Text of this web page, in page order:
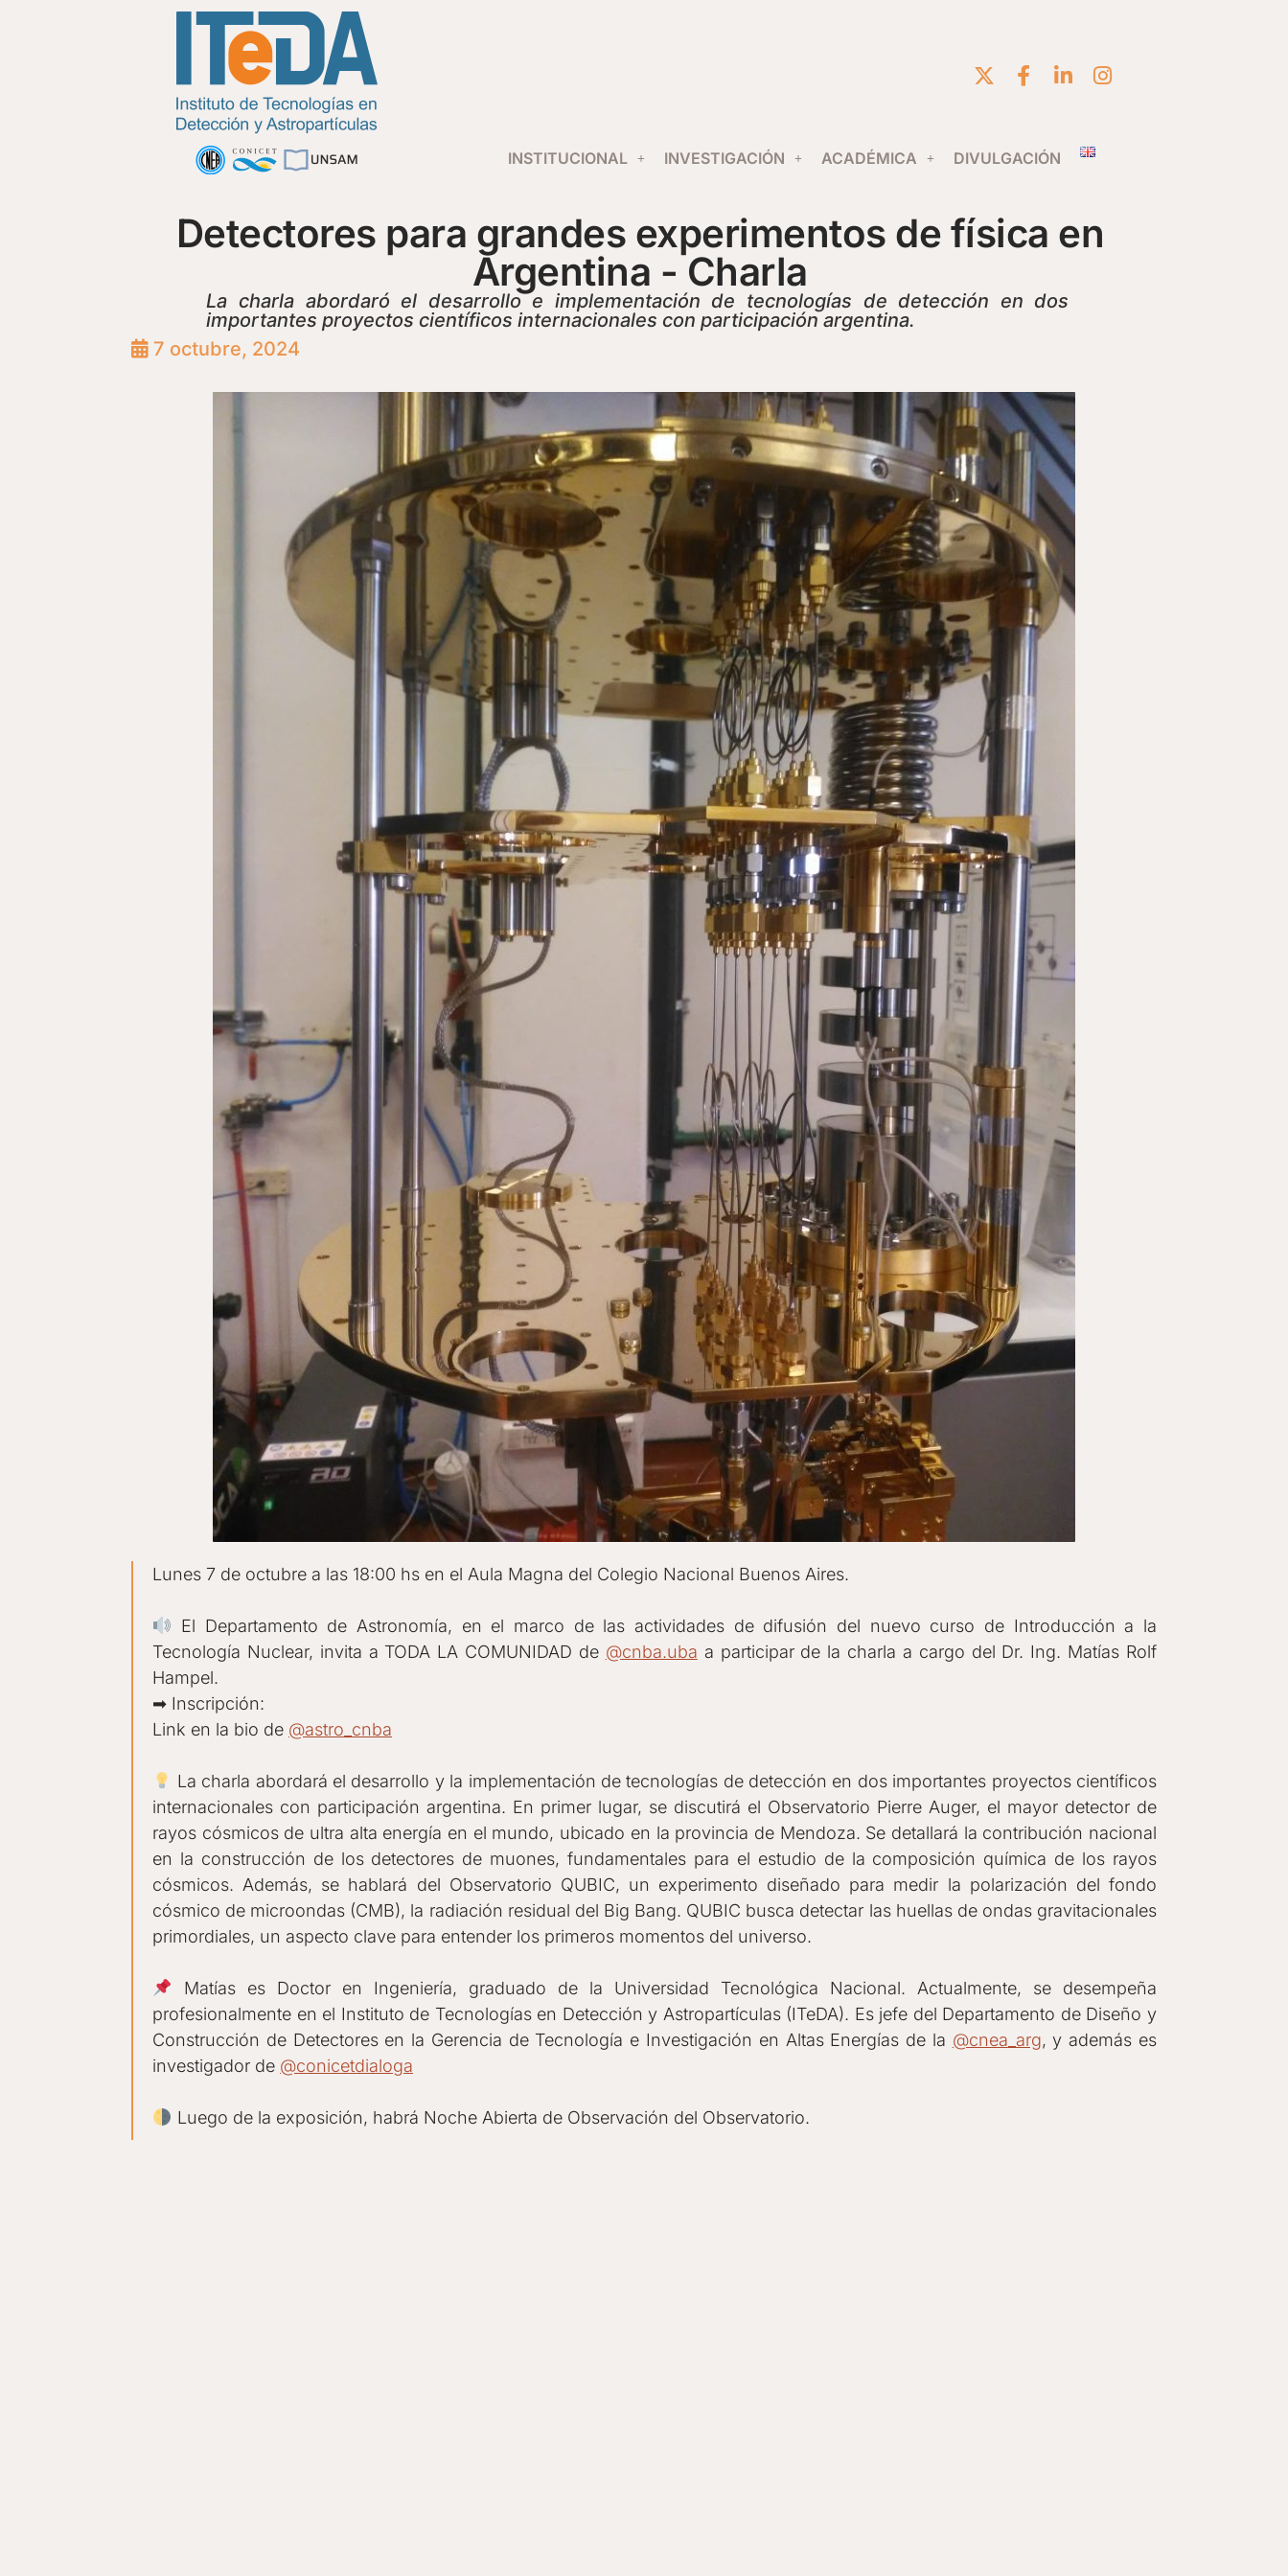
INSTITUCIONAL INVESTIGACIÓN ACADÉMICA DIVULGACIÓN
Detectores para grandes experimentos de física en
Argentina - Charla
La charla abordaró el desarrollo e implementación de tecnologías de detección en dos
importantes proyectos científicos internacionales con participación argentina.
7 octubre, 2024
Lunes 7 de octubre a las 18:00 hs en el Aula Magna del Colegio Nacional Buenos Aires.
El Departamento de Astronomía, en el marco de las actividades de difusión del nuevo curso de Introducción a la
Tecnología Nuclear, invita a TODA LA COMUNIDAD de @cnba.uba a participar de la charla a cargo del Dr. Ing. Matías Rolf
Hampel.
➡ Inscripción:
Link en la bio de @astro_cnba
La charla abordará el desarrollo y la implementación de tecnologías de detección en dos importantes proyectos científicos
internacionales con participación argentina. En primer lugar, se discutirá el Observatorio Pierre Auger, el mayor detector de
rayos cósmicos de ultra alta energía en el mundo, ubicado en la provincia de Mendoza. Se detallará la contribución nacional
en la construcción de los detectores de muones, fundamentales para el estudio de la composición química de los rayos
cósmicos. Además, se hablará del Observatorio QUBIC, un experimento diseñado para medir la polarización del fondo
cósmico de microondas (CMB), la radiación residual del Big Bang. QUBIC busca detectar las huellas de ondas gravitacionales
primordiales, un aspecto clave para entender los primeros momentos del universo.
Matías es Doctor en Ingeniería, graduado de la Universidad Tecnológica Nacional. Actualmente, se desempeña
profesionalmente en el Instituto de Tecnologías en Detección y Astropartículas (ITeDA). Es jefe del Departamento de Diseño y
Construcción de Detectores en la Gerencia de Tecnología e Investigación en Altas Energías de la @cnea_arg, y además es
investigador de @conicetdialoga
Luego de la exposición, habrá Noche Abierta de Observación del Observatorio.